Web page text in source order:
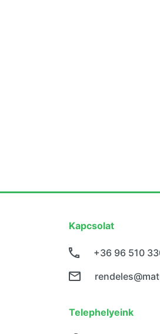
Kapcsolat
+36 96 510
Telephelyeink